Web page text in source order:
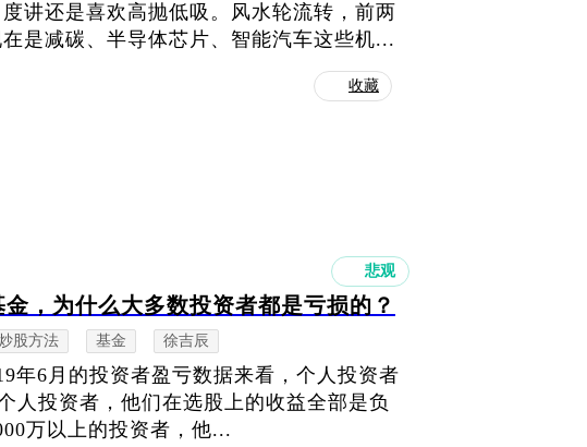
讲还是喜欢高抛低吸。风水轮流转，前两
是减碳、半导体芯片、智能汽车这些机...
收藏
悲观
，为什么大多数投资者都是亏损的？
股方法 基金 徐吉辰
年6月的投资者盈亏数据来看，个人投资者
人投资者，他们在选股上的收益全部是负
万以上的投资者，他...